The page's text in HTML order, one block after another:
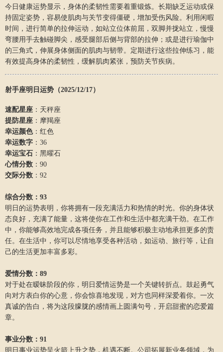
今日健康运势显示，身体的柔韧性需要着重锻炼。长期缺乏运动或保
持固定姿势，容易使肌肉与关节变得僵硬，增加受伤风险。利用闲暇
时间，进行简单的拉伸运动，如站立位体前屈，双脚并拢站立，慢慢
弯腰用手去触碰脚尖，感受腿部后侧与背部的拉伸；或是进行瑜伽中
的三角式，伸展身体侧面的肌肉与韧带。定期进行这些拉伸练习，能
有效提高身体的柔韧性，缓解肌肉紧张，预防关节疾病。
射手座明日运势（2025/12/17）
速配星座 ：天秤座
提防星座 ：摩羯座
幸运颜色：红色
幸运数字 ：36
幸运宝石 ：黑曜石
心情分数 ：90
交际分数 ：92
综合分数：93
明日的运势表明，你将拥有一段充满活力和热情的时光。你的身体状
态良好，充满了能量，这将使你在工作和生活中都充满干劲。在工作
中，你能够高效地完成各项任务，并且能够积极主动地承担更多的责
任。在生活中，你可以尽情地享受各种活动，如运动、旅行等，让自
己的生活更加丰富多彩。
爱情分数：89
对于处在暧昧阶段的你，明日爱情运势是一个关键转折点。鼓起勇气
向对方表白你的心意，你会惊喜地发现，对方也同样深爱着你。一次
真诚的告白，将为这段朦胧的感情画上圆满句号，开启甜蜜的恋爱篇
章。
事业分数：91
明日事业运势呈火箭上升之势，机遇不断。公司拓展新业务领域，为